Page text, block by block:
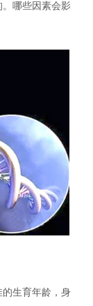
哪些因素会影
的生育年龄，身